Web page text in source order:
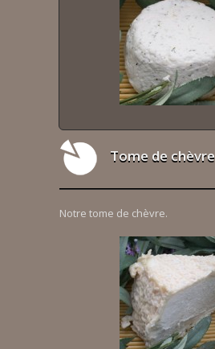
Tome de chèvre
Notre tome de chèvre.